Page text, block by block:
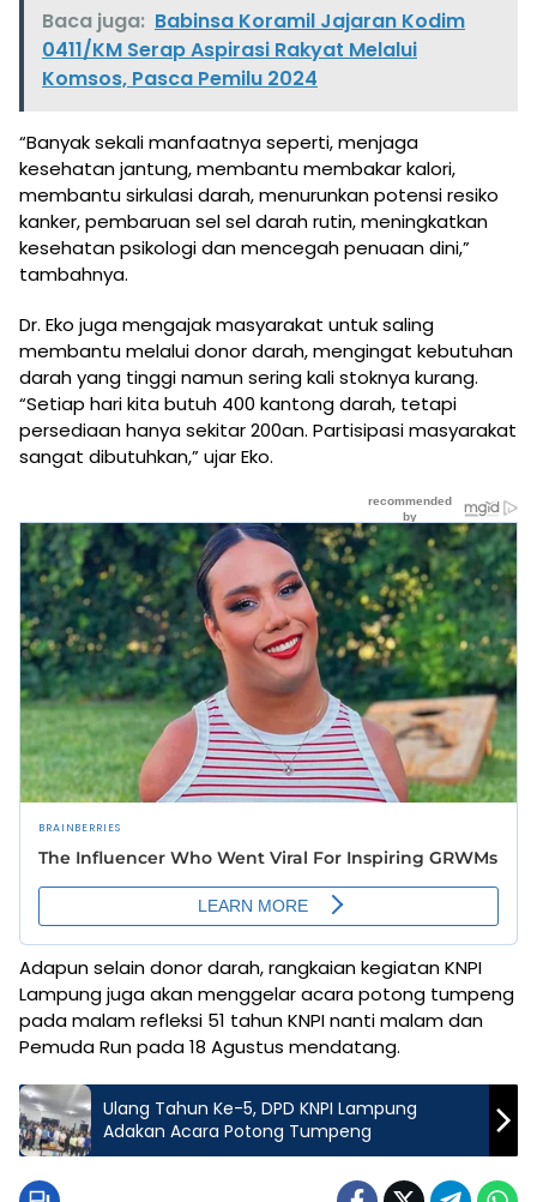
Baca juga: Babinsa Koramil Jajaran Kodim
0411/KM Serap Aspirasi Rakyat Melalui
Komsos, Pasca Pemilu 2024
“Banyak sekali manfaatnya seperti, menjaga
kesehatan jantung, membantu membakar kalori,
membantu sirkulasi darah, menurunkan potensi resiko
kanker, pembaruan sel sel darah rutin, meningkatkan
kesehatan psikologi dan mencegah penuaan dini,”
tambahnya.
Dr. Eko juga mengajak masyarakat untuk saling
membantu melalui donor darah, mengingat kebutuhan
darah yang tinggi namun sering kali stoknya kurang.
“Setiap hari kita butuh 400 kantong darah, tetapi
persediaan hanya sekitar 200an. Partisipasi masyarakat
sangat dibutuhkan,” ujar Eko.
Adapun selain donor darah, rangkaian kegiatan KNPI
Lampung juga akan menggelar acara potong tumpeng
pada malam refleksi 51 tahun KNPI nanti malam dan
Pemuda Run pada 18 Agustus mendatang.
Ulang Tahun Ke-5, DPD KNPI Lampung
Adakan Acara Potong Tumpeng